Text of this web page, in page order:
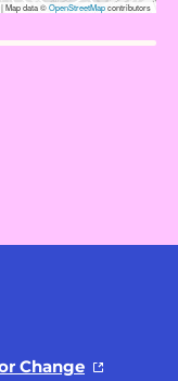
|Map data ©OpenStreetMapcontributors
Change